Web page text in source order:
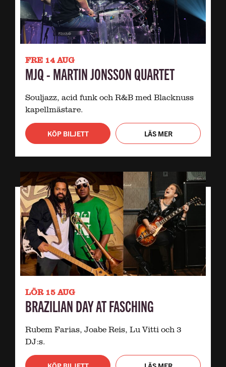
FRE 14 AUG
MJQ - MARTIN JONSSON QUARTET
Souljazz, acid funk och R&B med Blacknuss
kapellmästare.
KÖP BILJETT LÄS MER
LÖR 15 AUG
BRAZILIAN DAY AT FASCHING
Rubem Farias, Joabe Reis, Lu Vitti och 3
DJ:s.